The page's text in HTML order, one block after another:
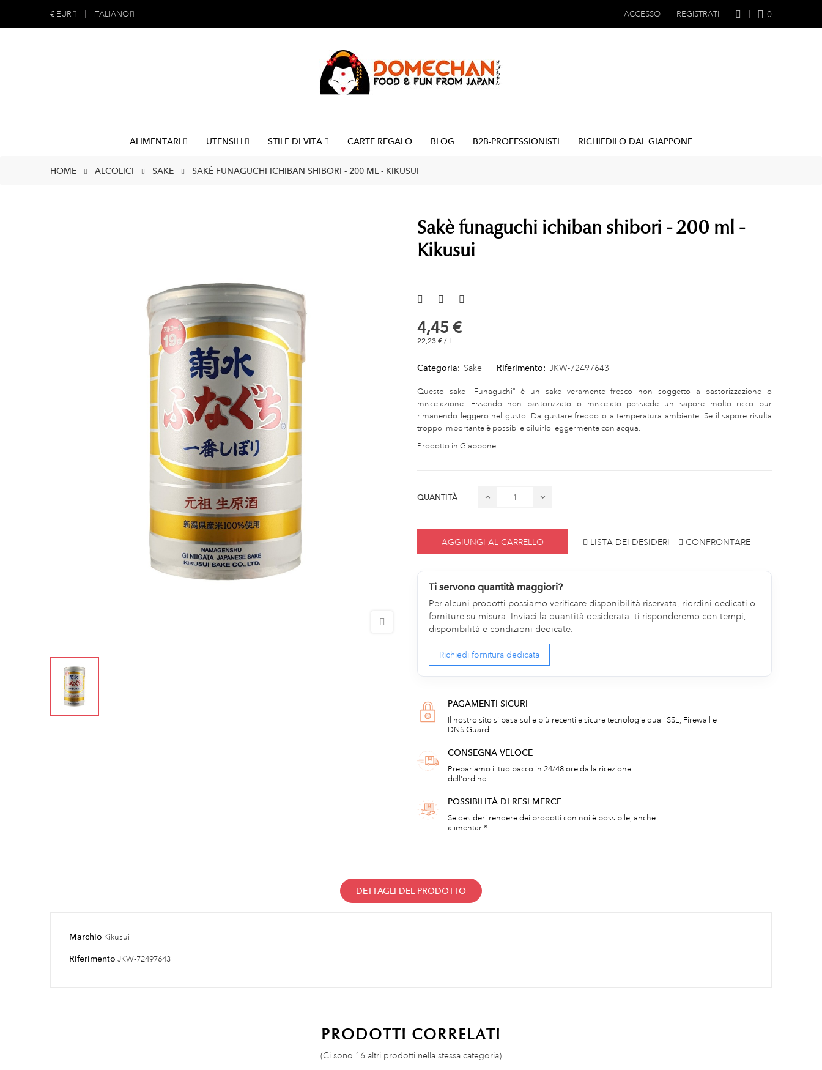
€ EUR ITALIANO ACCESSO REGISTRATI 0
ALIMENTARI UTENSILI STILE DI VITA CARTE REGALO BLOG B2B-PROFESSIONISTI RICHIEDILO DAL GIAPPONE
HOME ALCOLICI SAKE SAKÈ FUNAGUCHI ICHIBAN SHIBORI - 200 ML - KIKUSUI
Sakè funaguchi ichiban shibori - 200 ml -
Kikusui
4,45 €
22,23 € / l
Categoria: Sake Riferimento: JKW-72497643
Questo sake "Funaguchi" è un sake veramente fresco non soggetto a pastorizzazione o
miscelazione. Essendo non pastorizzato o miscelato possiede un sapore molto ricco pur
rimanendo leggero nel gusto. Da gustare freddo o a temperatura ambiente. Se il sapore risulta
troppo importante è possibile diluirlo leggermente con acqua.
Prodotto in Giappone.
QUANTITÀ
AGGIUNGI AL CARRELLO LISTA DEI DESIDERI CONFRONTARE
Ti servono quantità maggiori?
Per alcuni prodotti possiamo verificare disponibilità riservata, riordini dedicati o
forniture su misura. Inviaci la quantità desiderata: ti risponderemo con tempi,
disponibilità e condizioni dedicate.
Richiedi fornitura dedicata
PAGAMENTI SICURI
Il nostro sito si basa sulle più recenti e sicure tecnologie quali SSL, Firewall e
DNS Guard
CONSEGNA VELOCE
Prepariamo il tuo pacco in 24/48 ore dalla ricezione
dell'ordine
POSSIBILITÀ DI RESI MERCE
Se desideri rendere dei prodotti con noi è possibile, anche
alimentari*
DETTAGLI DEL PRODOTTO
Marchio Kikusui
Riferimento JKW-72497643
PRODOTTI CORRELATI
(Ci sono 16 altri prodotti nella stessa categoria)